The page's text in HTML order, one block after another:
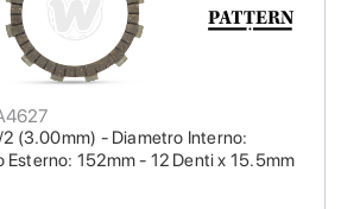
(3.00mm) - Diametro Interno:
152mm - 12 Denti x 15.5mm